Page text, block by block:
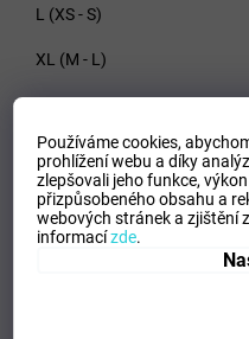
Používáme cookies,
prohlížení webu a díky
zlepšovali jeho funkce,
přizpůsobeného obsahu a
webových stránek a zjištění
informacízde.
L (XS - S)
XL (M - L)
Materiál - 92% Polyester, 8%
Doplňkové parametry